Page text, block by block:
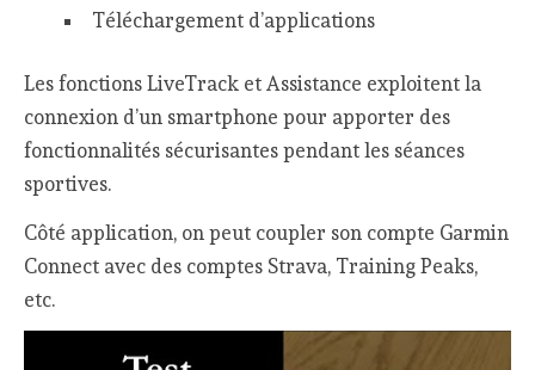
Téléchargement d’applications
Les fonctions LiveTrack et Assistance exploitent la
connexion d’un smartphone pour apporter des
fonctionnalités sécurisantes pendant les séances
sportives.
Côté application, on peut coupler son compte Garmin
Connect avec des comptes Strava, Training Peaks,
etc.